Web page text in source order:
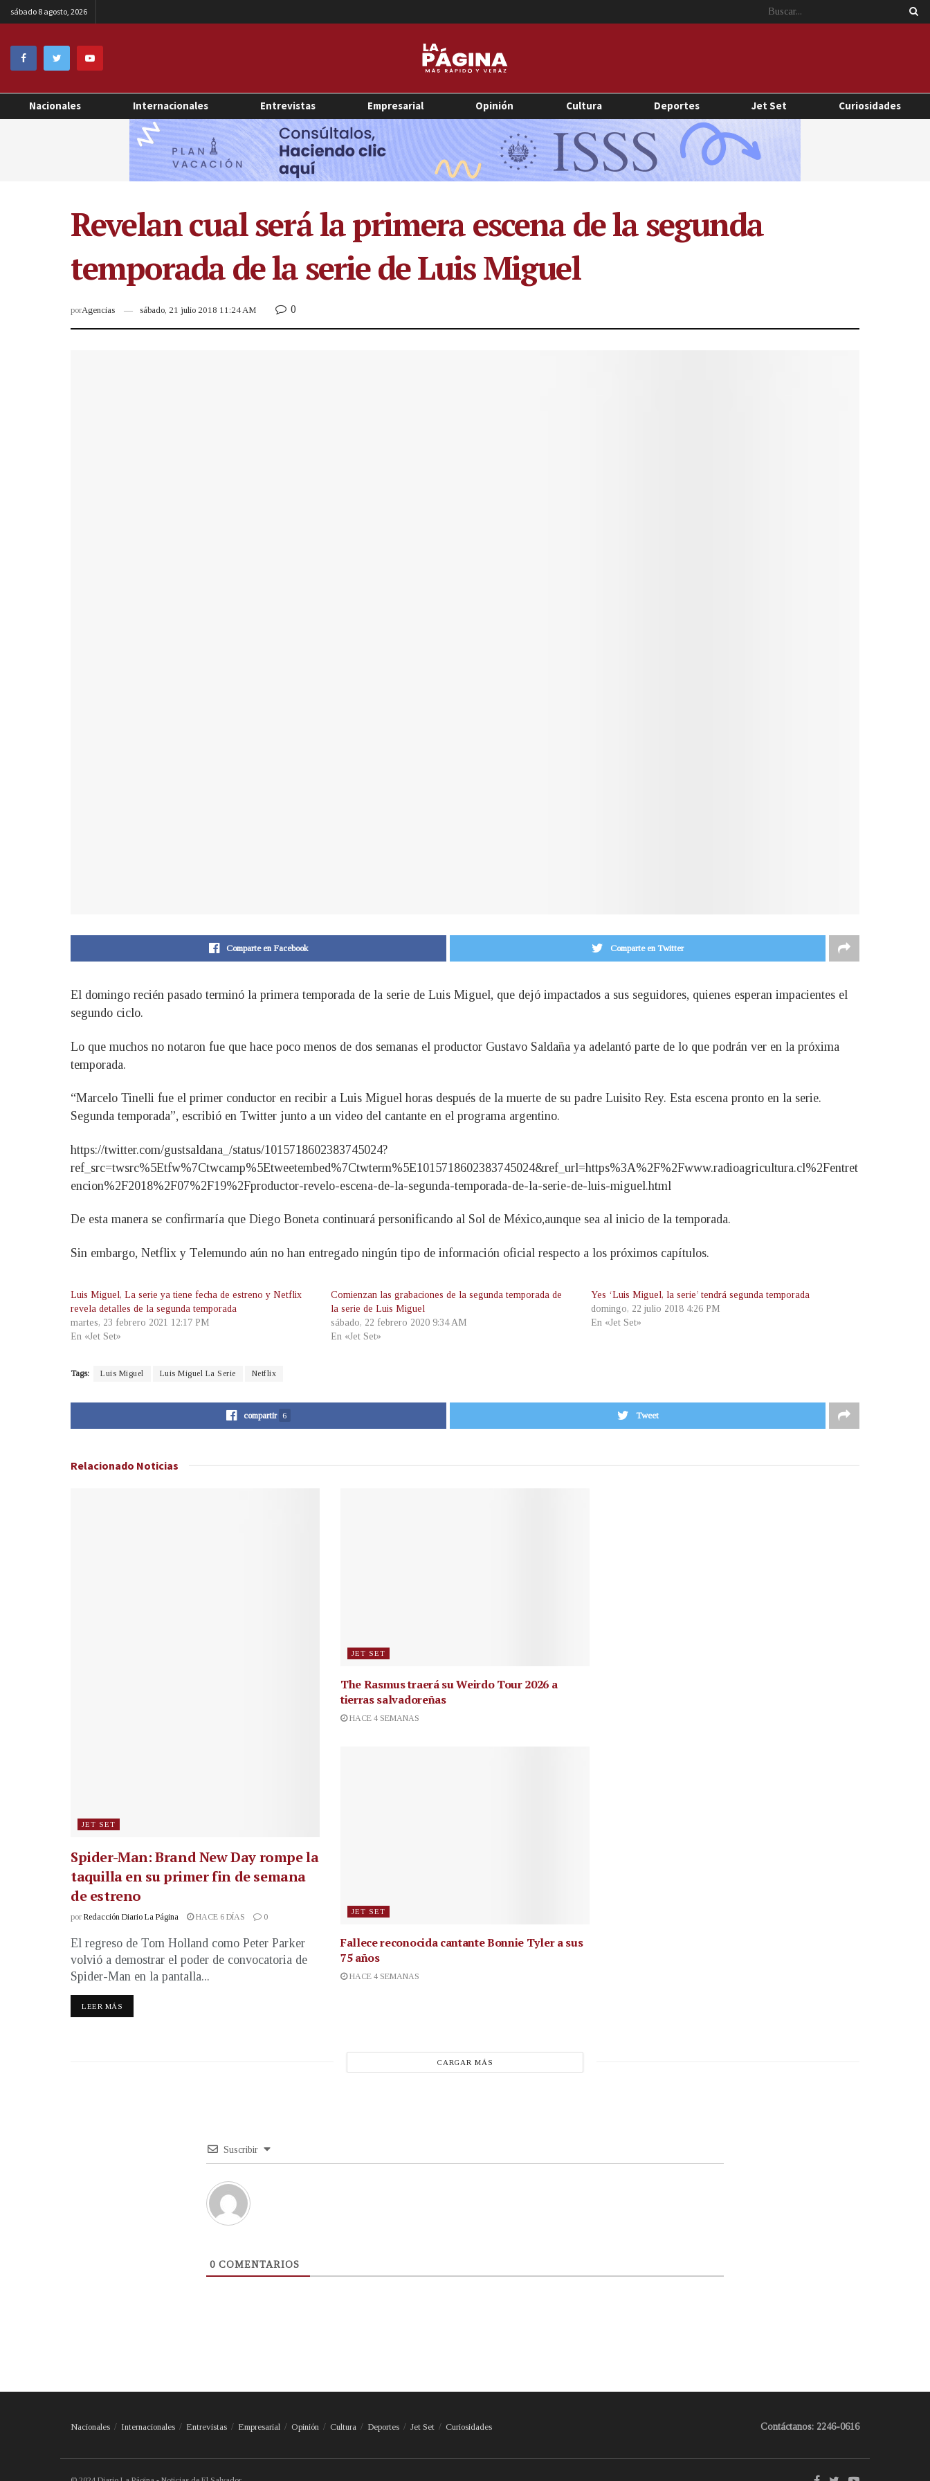
sábado 8 agosto, 2026
Nacionales Internacionales Entrevistas Empresarial Opinión Cultura Deportes Jet Set Curiosidades
Revelan cual será la primera escena de la segunda
temporada de la serie de Luis Miguel
porAgencias sábado, 21 julio 2018 11:24 AM 0
Comparte en Facebook Comparte en Twitter
El domingo recién pasado terminó la primera temporada de la serie de Luis Miguel, que dejó impactados a sus seguidores, quienes esperan impacientes el
segundo ciclo.
Lo que muchos no notaron fue que hace poco menos de dos semanas el productor Gustavo Saldaña ya adelantó parte de lo que podrán ver en la próxima
temporada.
“Marcelo Tinelli fue el primer conductor en recibir a Luis Miguel horas después de la muerte de su padre Luisito Rey. Esta escena pronto en la serie.
Segunda temporada”, escribió en Twitter junto a un video del cantante en el programa argentino.
https://twitter.com/gustsaldana_/status/1015718602383745024?
ref_src=twsrc%5Etfw%7Ctwcamp%5Etweetembed%7Ctwterm%5E1015718602383745024&ref_url=https%3A%2F%2Fwww.radioagricultura.cl%2Fentret
encion%2F2018%2F07%2F19%2Fproductor-revelo-escena-de-la-segunda-temporada-de-la-serie-de-luis-miguel.html
De esta manera se confirmaría que Diego Boneta continuará personificando al Sol de México,aunque sea al inicio de la temporada.
Sin embargo, Netflix y Telemundo aún no han entregado ningún tipo de información oficial respecto a los próximos capítulos.
Luis Miguel, La serie ya tiene fecha de estreno y Netflix
revela detalles de la segunda temporada
martes, 23 febrero 2021 12:17 PM
En «Jet Set»
Comienzan las grabaciones de la segunda temporada de
la serie de Luis Miguel
sábado, 22 febrero 2020 9:34 AM
En «Jet Set»
Yes ‘Luis Miguel, la serie’ tendrá segunda temporada
domingo, 22 julio 2018 4:26 PM
En «Jet Set»
Tags: Luis Miguel Luis Miguel La Serie Netflix
compartir 6 Tweet
Relacionado Noticias
JET SET
Spider-Man: Brand New Day rompe la
taquilla en su primer fin de semana
de estreno
por Redacción Diario La Página HACE 6 DÍAS 0
El regreso de Tom Holland como Peter Parker
volvió a demostrar el poder de convocatoria de
Spider-Man en la pantalla...
LEER MÁS
JET SET
The Rasmus traerá su Weirdo Tour 2026 a
tierras salvadoreñas
HACE 4 SEMANAS
JET SET
Fallece reconocida cantanteBonnie Tyler a sus
75 años
HACE 4 SEMANAS
CARGAR MÁS
Suscribir
0 COMENTARIOS
Nacionales Internacionales Entrevistas Empresarial Opinión Cultura Deportes Jet Set Curiosidades Contáctanos: 2246-0616